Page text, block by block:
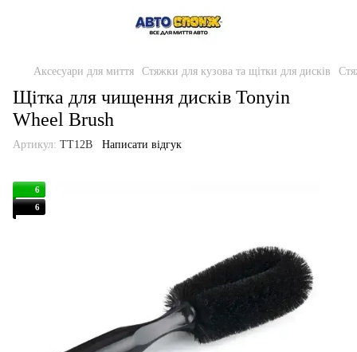
Аксесуари для миття Стяжки для кузова та щітки для дисків
Щітка для чищення дисків Tonyin
Wheel Brush
Артикул: TT12B Написати відгук
6
6